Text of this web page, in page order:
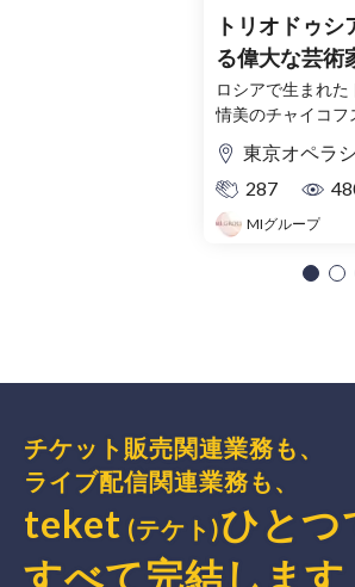
トリオドゥ
る偉大な芸術
ロシアで生まれ
情美のチャイコフ
東京オペラシ
287
MIグループ
チケット販売関連業務も、
ライブ配信関連業務も、
teket (テケト)ひとつ
すべて完結 します